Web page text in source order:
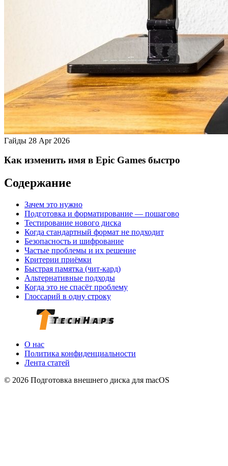
Гайды 28 Apr 2026
Как изменить имя в Epic Games быстро
Содержание
Зачем это нужно
Подготовка и форматирование — пошагово
Тестирование нового диска
Когда стандартный формат не подходит
Безопасность и шифрование
Частые проблемы и их решение
Критерии приёмки
Быстрая памятка (чит-кард)
Альтернативные подходы
Когда это не спасёт проблему
Глоссарий в одну строку
О нас
Политика конфиденциальности
Лента статей
© 2026 Подготовка внешнего диска для macOS